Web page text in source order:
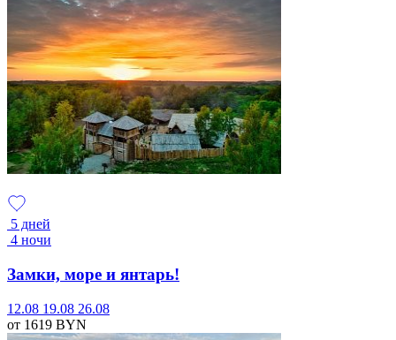
5 дней
4 ночи
Замки, море и янтарь!
12.08 19.08 26.08
от 1619 BYN